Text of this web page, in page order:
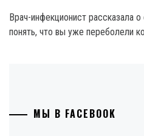
Врач-инфекционист рассказала
понять, что вы уже переболели
МЫ В FACEBOOK